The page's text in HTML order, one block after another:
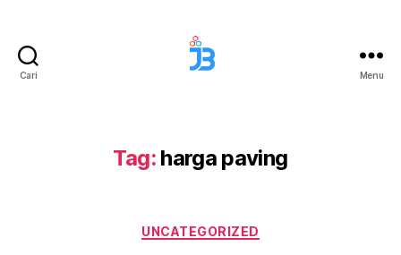
Cari Menu
Tag: harga paving
Kategori
UNCATEGORIZED